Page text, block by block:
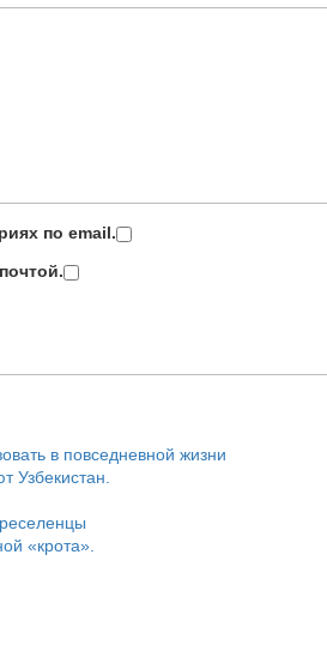
по email.
в повседневной жизни
Узбекистан.
«крота».